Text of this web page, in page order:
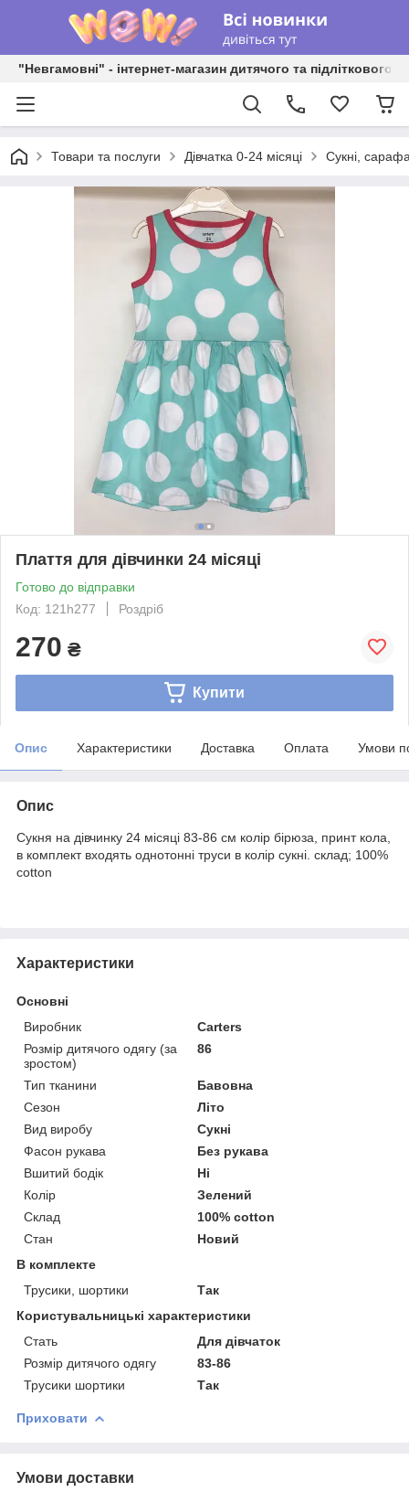
"Невгамовні" - інтернет-магазин дитячого та підліткового
Товари та послуги Дівчатка 0-24 місяці Сукні,
Плаття для дівчинки 24 місяці
Готово до відправки
Код: 121h277
Роздріб
270 ₴
Купити
Опис Характеристики Доставка Оплата Умови
Опис
Сукня на дівчинку 24 місяці 83-86 см колір бірюза, принт кола,
в комплект входять однотонні труси в колір сукні. склад; 100%
cotton
Характеристики
Основні
Виробник
Carters
Розмір дитячого одягу (за
зростом)
86
Тип тканини
Бавовна
Сезон
Літо
Вид виробу
Сукні
Фасон рукава
Без рукава
Вшитий бодік
Ні
Колір
Зелений
Склад
100% cotton
Стан
Новий
В комплекте
Трусики, шортики
Так
Користувальницькі характеристики
Стать
Для дівчаток
Розмір дитячого одягу
83-86
Трусики шортики
Так
Приховати
Умови доставки